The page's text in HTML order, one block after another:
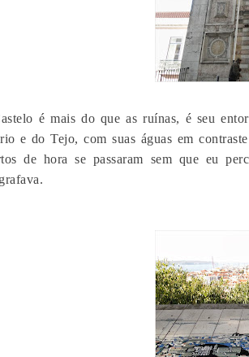
é mais do que as ruínas, é seu
e do Tejo, com suas águas em
de hora se passaram sem que eu